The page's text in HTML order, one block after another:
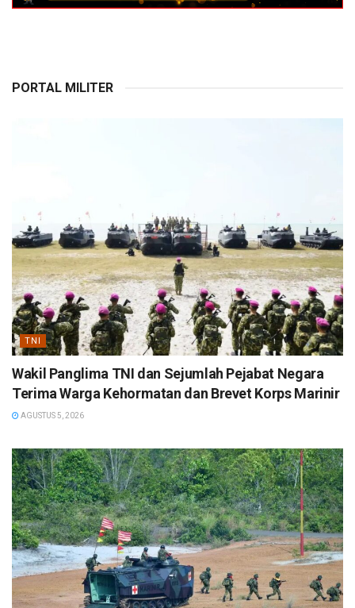
PORTAL MILITER
TNI
Wakil Panglima TNI dan Sejumlah Pejabat Negara
Terima Warga Kehormatan dan Brevet Korps Marinir
AGUSTUS 5, 2026